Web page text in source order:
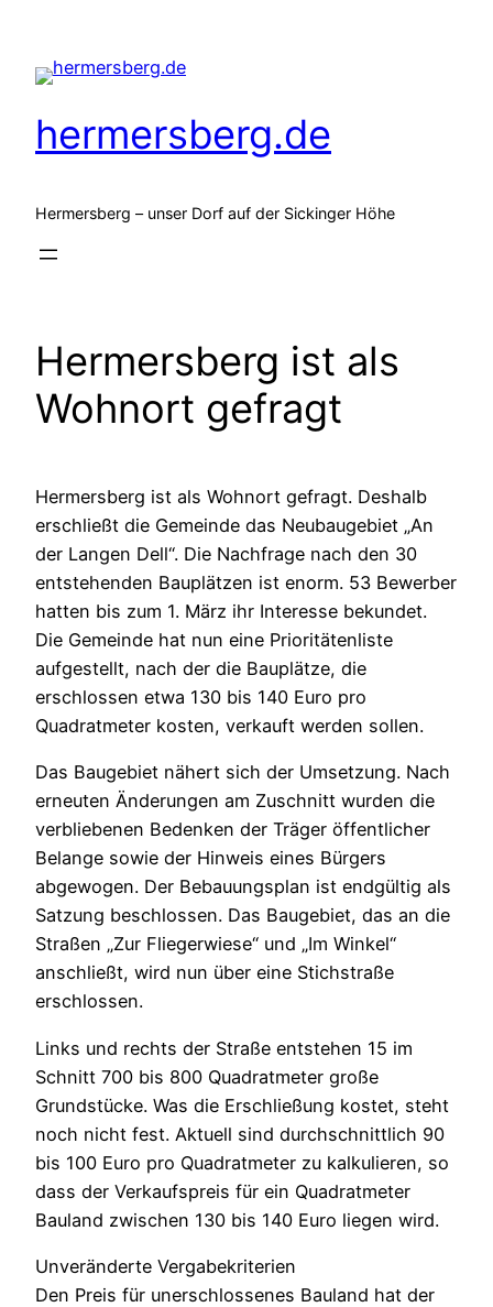
springen
hermersberg.de
Hermersberg – unser Dorf auf der Sickinger Höhe
Hermersberg ist als
Wohnort gefragt
Hermersberg ist als Wohnort gefragt. Deshalb
erschließt die Gemeinde das Neubaugebiet „An
der Langen Dell“. Die Nachfrage nach den 30
entstehenden Bauplätzen ist enorm. 53 Bewerber
hatten bis zum 1. März ihr Interesse bekundet.
Die Gemeinde hat nun eine Prioritätenliste
aufgestellt, nach der die Bauplätze, die
erschlossen etwa 130 bis 140 Euro pro
Quadratmeter kosten, verkauft werden sollen.
Das Baugebiet nähert sich der Umsetzung. Nach
erneuten Änderungen am Zuschnitt wurden die
verbliebenen Bedenken der Träger öffentlicher
Belange sowie der Hinweis eines Bürgers
abgewogen. Der Bebauungsplan ist endgültig als
Satzung beschlossen. Das Baugebiet, das an die
Straßen „Zur Fliegerwiese“ und „Im Winkel“
anschließt, wird nun über eine Stichstraße
erschlossen.
Links und rechts der Straße entstehen 15 im
Schnitt 700 bis 800 Quadratmeter große
Grundstücke. Was die Erschließung kostet, steht
noch nicht fest. Aktuell sind durchschnittlich 90
bis 100 Euro pro Quadratmeter zu kalkulieren, so
dass der Verkaufspreis für ein Quadratmeter
Bauland zwischen 130 bis 140 Euro liegen wird.
Unveränderte Vergabekriterien
Den Preis für unerschlossenes Bauland hat der